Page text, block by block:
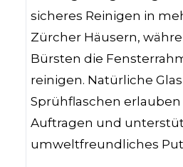
sicheres Reinigen in
Zürcher Häusern,
Bürsten die
reinigen. Natürliche
Sprühflaschen erlauben
Auftragen und
umweltfreundliches